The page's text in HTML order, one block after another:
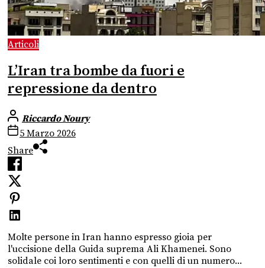
Articoli
L’Iran tra bombe da fuori e
repressione da dentro
Riccardo Noury
5 Marzo 2026
Share
Molte persone in Iran hanno espresso gioia per
l'uccisione della Guida suprema Ali Khamenei. Sono
solidale coi loro sentimenti e con quelli di un numero...